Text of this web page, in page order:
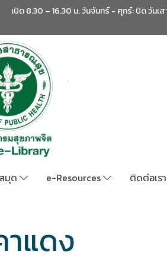
เปิด 8.30 – 16.30 น. วันจันทร์ - ศุกร์: ปิด วันเ
มุด e-Resources ติดต่อเรา
าแดง